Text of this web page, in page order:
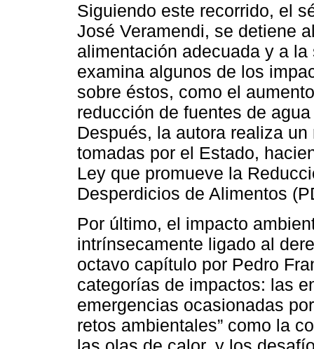
Siguiendo este recorrido, el
José Veramendi, se detiene
alimentación adecuada y a
examina algunos de los
sobre éstos, como el
reducción de fuentes de
Después, la autora realiza
tomadas por el Estado,
Ley que promueve la
Desperdicios de Alimentos
Por último, el impacto
intrínsecamente ligado al
octavo capítulo por Pedro
categorías de impactos: las
emergencias ocasionadas
retos ambientales” como la